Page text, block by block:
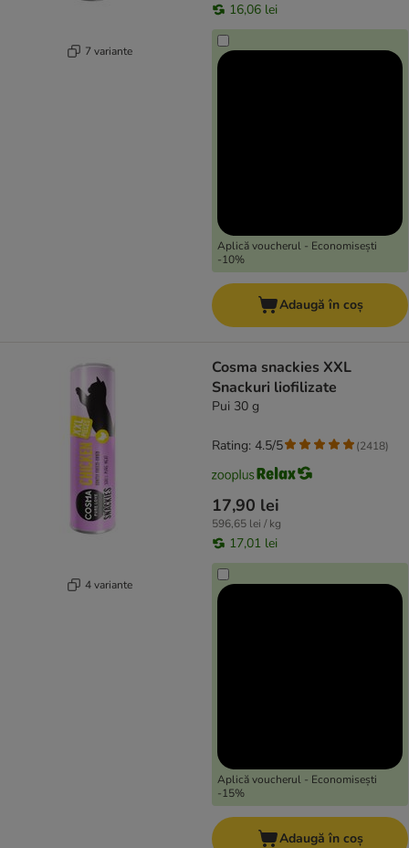
7 variante
16,06 lei
Aplică voucherul - Economisești
-10%
Adaugă în coș
4 variante
Cosma snackies XXL
Snackuri liofilizate
Pui 30 g
17,90 lei
596,65 lei / kg
17,01 lei
Aplică voucherul - Economisești
-15%
Rating: 4.5/5 (2418)
Adaugă în coș